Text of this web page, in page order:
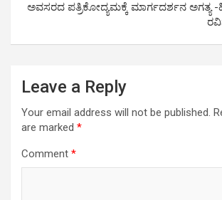
ಅವಸರದ ಪತ್ರಿಕೋದ್ಯಮಕ್ಕೆ ಮಾರ್ಗದರ್ಶನ ಅಗತ್ಯ
Leave a Reply
Your email address will not be published.
are marked *
Comment *